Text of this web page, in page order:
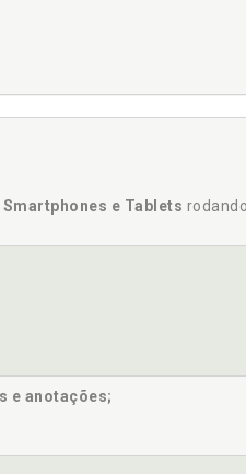
Smartphones e Tablets
e anotações;